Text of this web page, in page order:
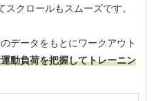
クロールもスムーズです。
データをもとにワークアウト
動負荷を把握してトレーニン